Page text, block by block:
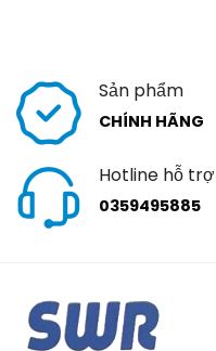
Sản phẩm
CHÍNH HÃNG
Hotline hỗ trợ
0359495885